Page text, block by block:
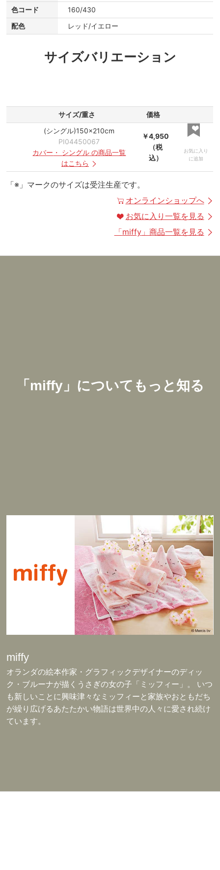
色コード
160/430
配色
レッド/イエロー
サイズバリエーション
サイズ/重さ
価格
(シングル)150×210cm
PI04450067
カバー ・ シングル の商品一覧
はこちら
￥4,950
（税
込）
お気に入り
に追加
「※」マークのサイズは受注生産です。
オンラインショップへ
お気に入り一覧を見る
「miffy」商品一覧を見る
「 miffy」についてもっと知る
miffy
オランダの絵本作家・グラフィックデザイナーのディッ
ク・ブルーナが描くうさぎの女の子「ミッフィー」。 いつ
も新しいことに興味津々なミッフィーと家族やおともだち
が繰り広げるあたたかい物語は世界中の人々に愛され続け
ています。